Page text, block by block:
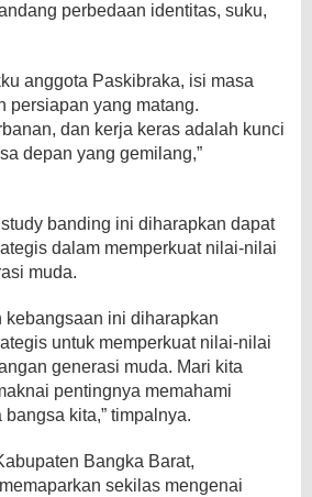
perbedaan identitas, suku,
anggota Paskibraka, isi masa
persiapan yang matang.
dan kerja keras adalah kunci
depan yang gemilang,”
banding ini diharapkan dapat
dalam memperkuat nilai-nilai
muda.
kebangsaan ini diharapkan
untuk memperkuat nilai-nilai
generasi muda. Mari kita
pentingnya memahami
kita,” timpalnya.
Bangka Barat,
sekilas mengenai